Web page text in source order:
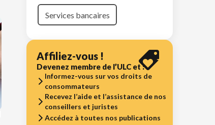
Services bancaires
Affiliez-vous !
Devenez membre de l’ULC et :
Informez-vous sur vos droits de
consommateurs
Recevez l’aide et l’assistance de nos
conseillers et juristes
Accédez à toutes nos publications